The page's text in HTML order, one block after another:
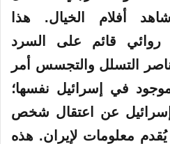
أفلام الخيال. هذا
قائم على السرد
التسلل والتجسس أمر
في إسرائيل نفسها؛
عن اعتقال شخص
معلومات لإيران. هذه